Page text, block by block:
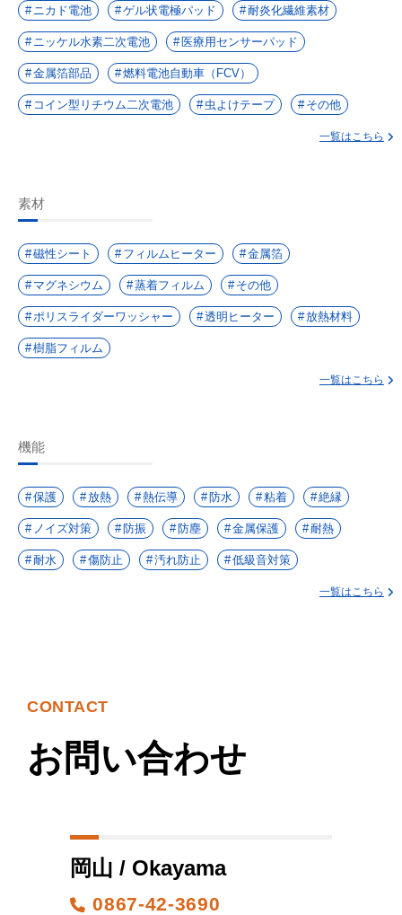
ニカド電池 ゲル状電極パッド 耐炎化繊維素材
ニッケル水素二次電池 医療用センサーパッド
金属箔部品 燃料電池自動車（FCV）
コイン型リチウム二次電池 虫よけテープ その他
一覧はこちら
素材
磁性シート フィルムヒーター 金属箔
マグネシウム 蒸着フィルム その他
ポリスライダーワッシャー 透明ヒーター 放熱材料
樹脂フィルム
一覧はこちら
機能
保護 放熱 熱伝導 防水 粘着 絶縁
ノイズ対策 防振 防塵 金属保護 耐熱
耐水 傷防止 汚れ防止 低級音対策
一覧はこちら
CONTACT
お問い合わせ
岡山 / Okayama
0867-42-3690